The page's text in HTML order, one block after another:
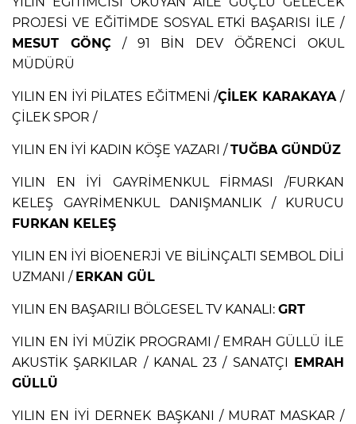
PROJESİ VE EĞİTİMDE SOSYAL ETKİ BAŞARISI İLE /
MESUT GÖNÇ / 91 BİN DEV ÖĞRENCİ OKUL
MÜDÜRÜ
YILIN EN İYİ PİLATES EĞİTMENİ /ÇİLEK KARAKAYA/
ÇİLEK SPOR /
YILIN EN İYİ KADIN KÖŞE YAZARI /TUĞBA GÜNDÜZ
YILIN EN İYİ GAYRİMENKUL FİRMASI /FURKAN
KELEŞ GAYRİMENKUL DANIŞMANLIK / KURUCU
FURKAN KELEŞ
YILIN EN İYİ BİOENERJİ VE BİLİNÇALTI SEMBOL DİLİ
UZMANI / ERKAN GÜL
YILIN EN BAŞARILI BÖLGESEL TV KANALI: GRT
YILIN EN İYİ MÜZİK PROGRAMI / EMRAH GÜLLÜ İLE
AKUSTİK ŞARKILAR / KANAL 23 / SANATÇI
EMRAH
GÜLLÜ
YILIN EN İYİ DERNEK BAŞKANI / MURAT MASKAR /